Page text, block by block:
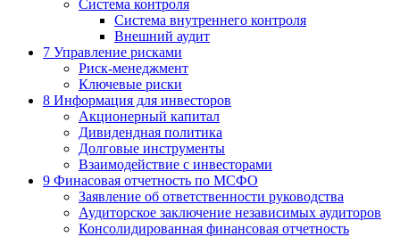
Система контроля
Система внутреннего контроля
Внешний аудит
7 Управление рисками
Риск-менеджмент
Ключевые риски
8 Информация для инвесторов
Акционерный капитал
Дивидендная политика
Долговые инструменты
Взаимодействие с инвеcторами
9 Финасовая отчетность по МСФО
Заявление об ответственности руководства
Аудиторское заключение независимых аудиторов
Консолидированная финансовая отчетность